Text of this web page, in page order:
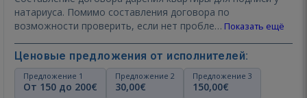
натариуса. Помимо составления договора по
возможности проверить, если нет пробле… Показать ещё
Ценовые предложения от исполнителей:
Предложение 1
От 150 до 200€
Предложение 2
30,00€
Предложение 3
150,00€